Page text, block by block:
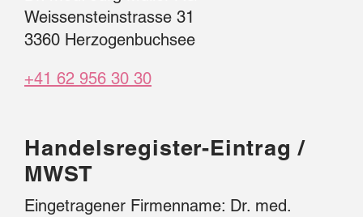
Weissensteinstrasse 31
3360 Herzogenbuchsee
+41 62 956 30 30
Handelsregister-Eintrag /
MWST
Eingetragener Firmenname: Dr. med.